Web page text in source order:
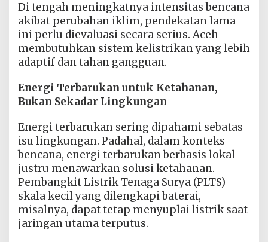
Di tengah meningkatnya intensitas bencana
akibat perubahan iklim, pendekatan lama
ini perlu dievaluasi secara serius. Aceh
membutuhkan sistem kelistrikan yang lebih
adaptif dan tahan gangguan.
Energi Terbarukan untuk Ketahanan,
Bukan Sekadar Lingkungan
Energi terbarukan sering dipahami sebatas
isu lingkungan. Padahal, dalam konteks
bencana, energi terbarukan berbasis lokal
justru menawarkan solusi ketahanan.
Pembangkit Listrik Tenaga Surya (PLTS)
skala kecil yang dilengkapi baterai,
misalnya, dapat tetap menyuplai listrik saat
jaringan utama terputus.